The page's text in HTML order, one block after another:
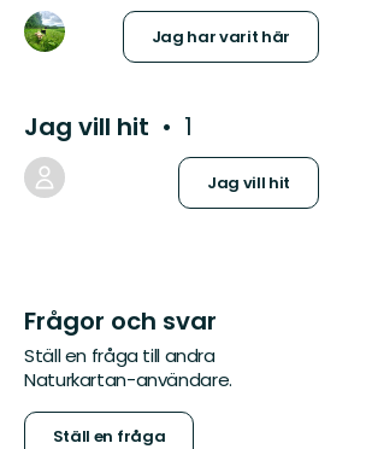
Jag har varit här
Jag vill hit 1
Jag vill hit
Frågor och svar
Ställ en fråga till andra
Naturkartan-användare.
Ställ en fråga